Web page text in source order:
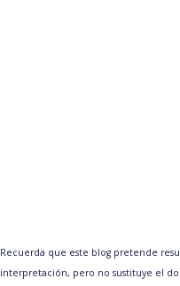
Recuerda que este blog pretende
pero no sustituye el